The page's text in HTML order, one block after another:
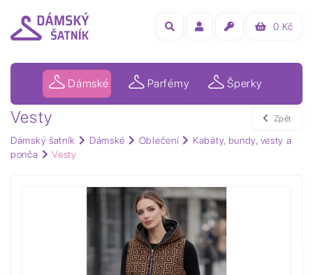
0 Kč
Dámské Parfémy Šperky
Vesty
Dámský šatník Dámské Oblečení
Kabáty, bundy, vesty a
ponča
Vesty
Zpět